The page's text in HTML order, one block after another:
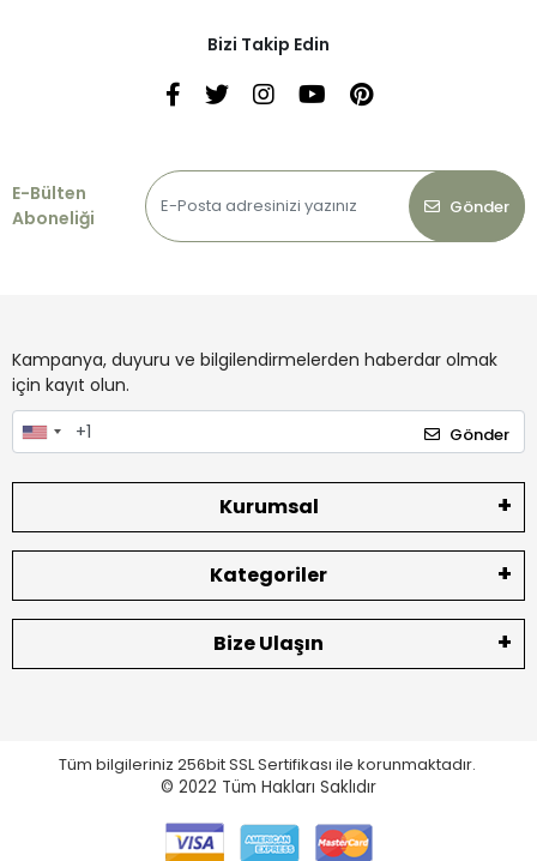
Bizi Takip Edin
E-Bülten
Aboneliği
Gönder
Kampanya, duyuru ve bilgilendirmelerden haberdar olmak
için kayıt olun.
Gönder
Kurumsal
Kategoriler
Bize Ulaşın
Tüm bilgileriniz 256bit SSL Sertifikası ile korunmaktadır.
© 2022 Tüm Hakları Saklıdır